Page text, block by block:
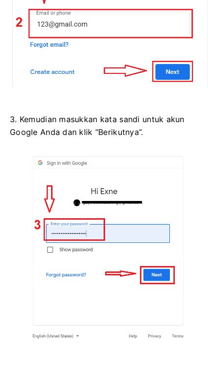
3. Kemudian masukkan kata sandi untuk akun
Google Anda dan klik “Berikutnya”.